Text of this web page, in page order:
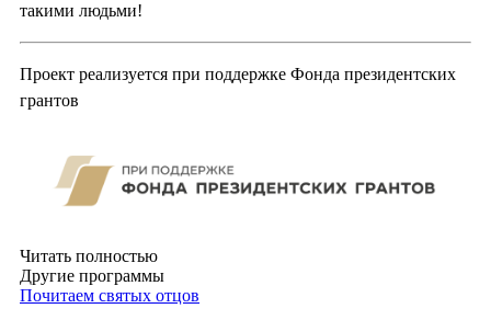
такими людьми!
Проект реализуется при поддержке Фонда президентских
грантов
Читать полностью
Другие программы
Почитаем святых отцов